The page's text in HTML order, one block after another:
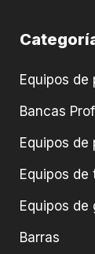
Equipos de
Bancas
Equipos de
Equipos de
Equipos de
Barras